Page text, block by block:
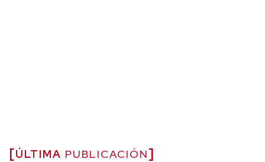
ÚLTIMA PUBLICACIÓN